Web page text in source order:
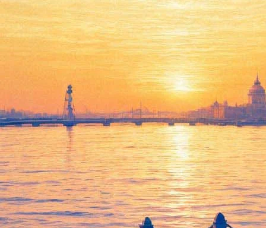
Ночью в Гатчине ловили
драконов и вызывали дождь
17 августа 2019,11:12 Версия для печати